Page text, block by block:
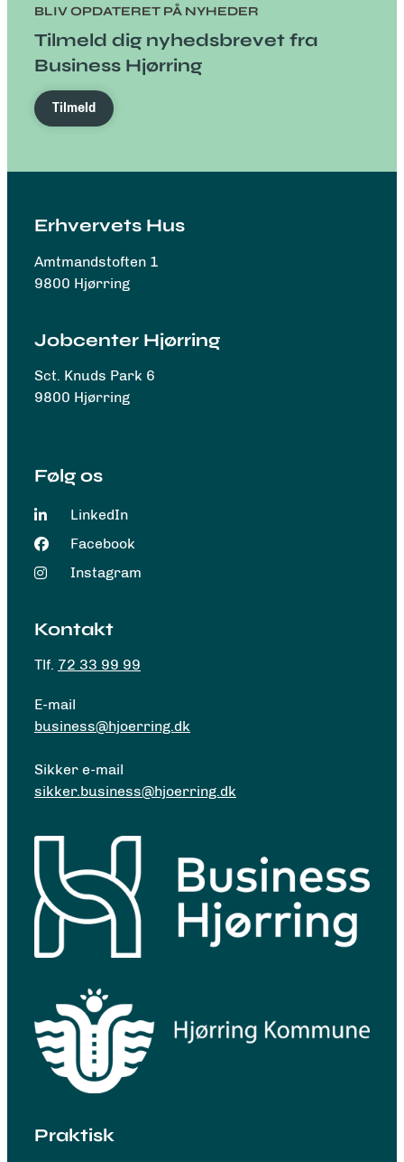
BLIV OPDATERET PÅ NYHEDER
Tilmeld dig nyhedsbrevet fra
Business Hjørring
Tilmeld
Erhvervets Hus
Amtmandstoften 1
9800 Hjørring
Jobcenter Hjørring
Sct. Knuds Park 6
9800 Hjørring
Følg os
LinkedIn
Facebook
Instagram
Kontakt
Tlf. 72 33 99 99
E-mail
business@hjoerring.dk
Sikker e-mail
sikker.business@hjoerring.dk
Praktisk